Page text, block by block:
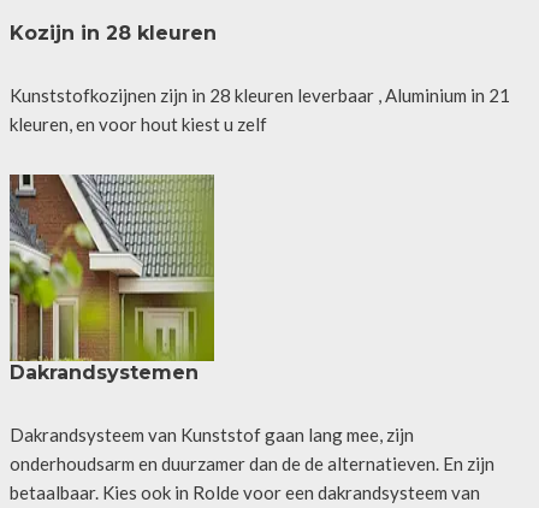
Kozijn in 28 kleuren
Kunststofkozijnen zijn in 28 kleuren leverbaar , Aluminium in 21
kleuren, en voor hout kiest u zelf
Dakrandsystemen
Dakrandsysteem van Kunststof gaan lang mee, zijn
onderhoudsarm en duurzamer dan de de alternatieven. En zijn
betaalbaar. Kies ook in Rolde voor een dakrandsysteem van